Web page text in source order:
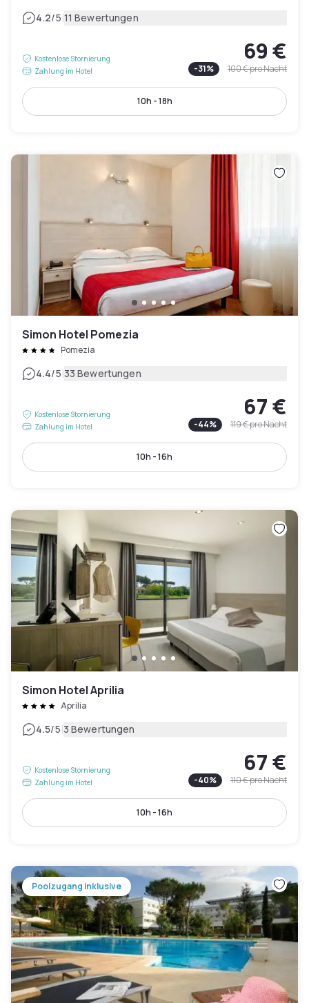
4.2/5|11 Bewertungen
Kostenlose Stornierung
Zahlung im Hotel
69 €
-31% 100 €pro Nacht
10h - 18h
Simon Hotel Pomezia
Pomezia
4.4/5|33 Bewertungen
Kostenlose Stornierung
Zahlung im Hotel
67 €
-44% 119 €pro Nacht
10h - 16h
Simon Hotel Aprilia
Aprilia
4.5/5|3 Bewertungen
Kostenlose Stornierung
Zahlung im Hotel
67 €
-40% 110 €pro Nacht
10h - 16h
Poolzugang inklusive